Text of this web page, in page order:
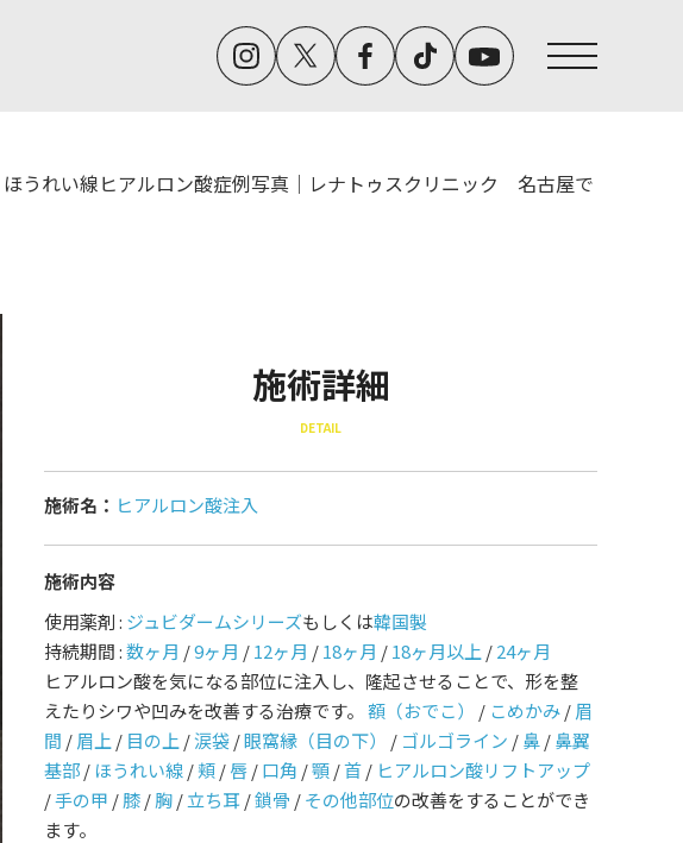
ほうれい線ヒアルロン酸症例写真｜レナトゥスクリニック 名古屋で
施術詳細
DETAIL
施術名： ヒアルロン酸注入
施術内容
使用薬剤 : ジュビダームシリーズもしくは韓国製
持続期間 :数ヶ月 /9ヶ月 /12ヶ月 /18ヶ月 /18ヶ月以上 /24ヶ月
ヒアルロン酸を気になる部位に注入し、隆起させることで、形を整
えたりシワや凹みを改善する治療です。 額（おでこ） / こめかみ/眉
間 /眉上 / 目の上 /涙袋/眼窩縁（目の下） / ゴルゴライン /鼻/鼻翼
基部/ ほうれい線/頬/唇/口角 /顎/首/ ヒアルロン酸リフトアップ
/手の甲 /膝/胸/立ち耳/鎖骨 /その他部位の改善をすることができ
ます。